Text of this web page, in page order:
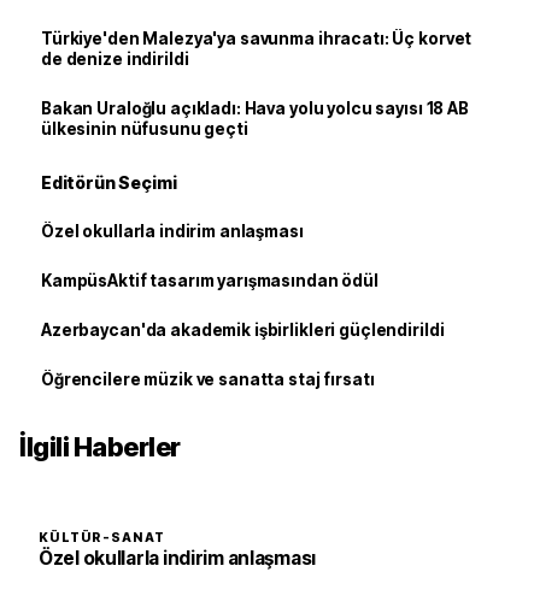
Türkiye'den Malezya'ya savunma ihracatı: Üç korvet
de denize indirildi
Bakan Uraloğlu açıkladı: Hava yolu yolcu sayısı 18 AB
ülkesinin nüfusunu geçti
Editörün Seçimi
Özel okullarla indirim anlaşması
KampüsAktif tasarım yarışmasından ödül
Azerbaycan'da akademik işbirlikleri güçlendirildi
Öğrencilere müzik ve sanatta staj fırsatı
İlgili Haberler
KÜLTÜR-SANAT
Özel okullarla indirim anlaşması